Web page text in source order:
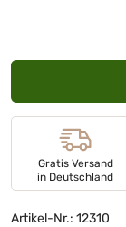
Gratis Versand
in Deutschland
Artikel-Nr.: 12310